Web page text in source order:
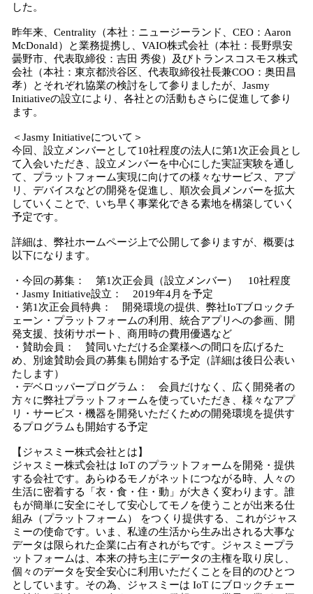
した。
昨年来、Centrality（本社：ニュージーランド、CEO：Aaron
McDonald）と業務提携し、VAIO株式会社（本社：長野県安
曇野市、代表取締役：吉田 秀俊）及びトランスコスモス株式
会社（本社：東京都渋谷区、代表取締役社長兼COO：奥田昌
孝）とそれぞれ協業の検討をして参りましたが、Jasmy
Initiativeの設立により、各社との活動もさらに促進して参り
ます。
＜Jasmy Initiativeについて＞
今回、設立メンバーとして10社程度の法人に第1次正会員とし
て入会いただき、設立メンバーを中心にした実証実験を通し
て、プラットフォーム実現に向けての様々なサービス、アプ
リ、デバイスなどの開発を促進し、順次会員メンバーを拡大
していくことで、いち早く事業化できる素地を構築していく
予定です。
詳細は、弊社ホームページ上で公開して参りますが、概要は
以下になります。
・今回の募集： 第1次正会員（設立メンバー） 10社程度
・Jasmy Initiative設立： 2019年4月を予定
・第1次正会員特典： 開発環境の提供、弊社IoTブロックチ
ェーン・プラットフォームの利用、統合アプリへの参画、開
発支援、技術サポート、商用時の費用優遇など
・賛助会員： 賛同いただける企業様への間口を広げるた
め、別途賛助会員の募集も開始する予定（詳細は後日公表い
たします）
・デベロッパープログラム： 会員だけなく、広く開発者の
方々に弊社プラットフォームを使っていただき、様々なアプ
リ・サービス・機器を開発いただくための開発環境を提供す
るプログラムも開始する予定
【ジャスミー株式会社とは】
ジャスミー株式会社は IoT のプラットフォームを開発・提供
する会社です。あらゆるモノがネットにつながる時、人々の
生活に密着する「衣・食・住・動」が大きく変わります。誰
もが簡単に安全にそして安心してモノを使うことが出来る仕
組み（プラットフォーム） をつくり提供する、これがジャス
ミーの使命です。いま、私達の生活から生み出される大事な
データは限られた企業に占有されがちです。ジャスミープラ
ットフォームは、本来の持ち主にデータの主権を取り戻し、
個々のデータを安全安心に利用いただくことを目的のひとつ
としています。その為、ジャスミーは IoT にブロックチェー